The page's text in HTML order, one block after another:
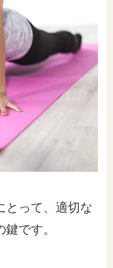
とって、適切な
です。